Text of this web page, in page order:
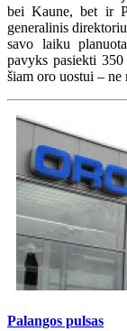
bei Kaune, bet ir
generalinis
savo laiku
pavyks pasiekti
šiam oro uostui – ne
Palangos pulsas